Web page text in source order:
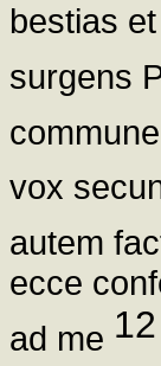
bestias
surgens
vox
autem
ecce
ad me 12